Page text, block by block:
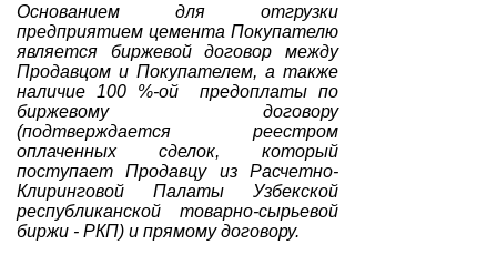
Основанием для отгрузки
предприятием цемента Покупателю
является биржевой договор между
Продавцом и Покупателем, а также
наличие 100 %-ой предоплаты по
биржевому договору
(подтверждается реестром
оплаченных сделок, который
поступает Продавцу из Расчетно-
Клиринговой Палаты Узбекской
республиканской товарно-сырьевой
биржи - РКП) и прямому договору.